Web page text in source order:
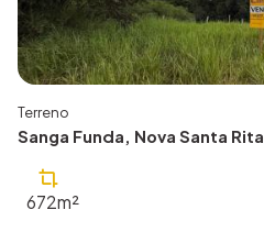
Terreno
Sanga Funda, Nova Santa Rita
672m²